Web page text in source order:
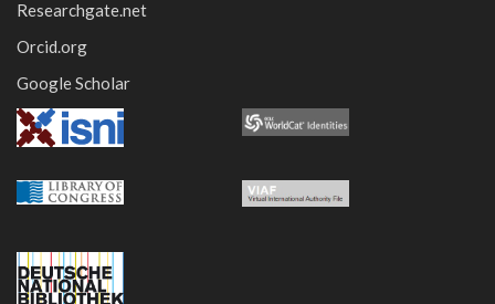
Researchgate.net
Orcid.org
Google Scholar